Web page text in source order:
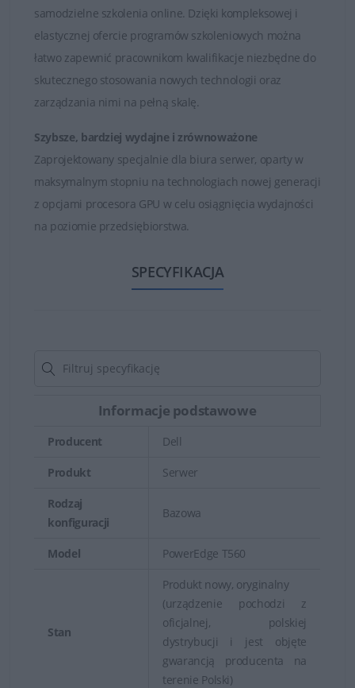
samodzielne szkolenia online. Dzięki kompleksowej i
elastycznej ofercie programów szkoleniowych można
łatwo zapewnić pracownikom kwalifikacje niezbędne do
skutecznego stosowania nowych technologii oraz
zarządzania nimi na pełną skalę.
Szybsze, bardziej wydajne i zrównoważone
Zaprojektowany specjalnie dla biura serwer, oparty w
maksymalnym stopniu na technologiach nowej generacji
z opcjami procesora GPU w celu osiągnięcia wydajności
na poziomie przedsiębiorstwa.
SPECYFIKACJA
Informacje podstawowe
Producent Dell
Produkt Serwer
Rodzaj
konfiguracji
Bazowa
Model PowerEdge T560
Stan
Produkt nowy, oryginalny
(urządzenie pochodzi z
oficjalnej, polskiej
dystrybucji i jest objęte
gwarancją producenta na
terenie Polski)